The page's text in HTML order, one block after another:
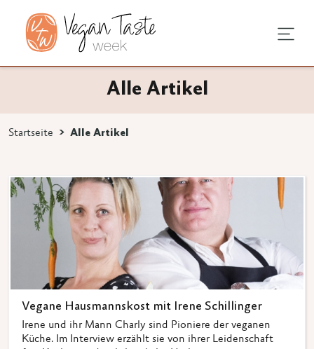
Alle Artikel
Startseite Alle Artikel
Vegane Hausmannskost mit Irene Schillinger
Irene und ihr Mann Charly sind Pioniere der veganen
Küche. Im Interview erzählt sie von ihrer Leidenschaft